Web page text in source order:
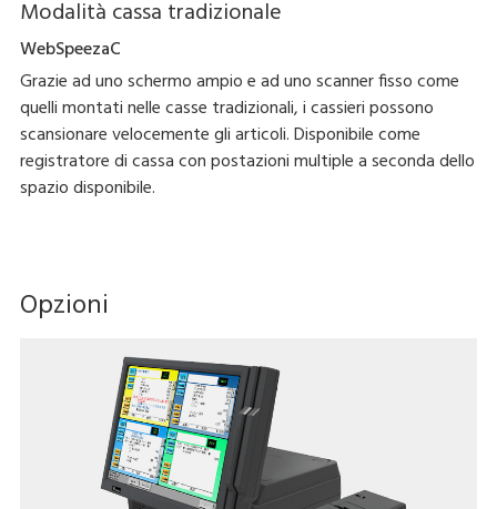
Modalità cassa tradizionale
WebSpeezaC
Grazie ad uno schermo ampio e ad uno scanner fisso come
quelli montati nelle casse tradizionali, i cassieri possono
scansionare velocemente gli articoli. Disponibile come
registratore di cassa con postazioni multiple a seconda dello
spazio disponibile.
Opzioni